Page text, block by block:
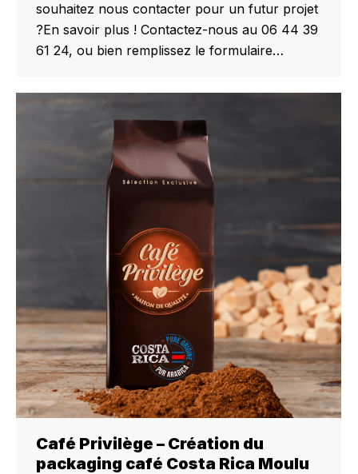
souhaitez nous contacter pour un futur projet
?En savoir plus ! Contactez-nous au 06 44 39
61 24, ou bien remplissez le formulaire…
Café Privilège – Création du
packaging café Costa Rica Moulu